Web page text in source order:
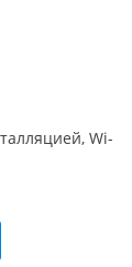
Wi-